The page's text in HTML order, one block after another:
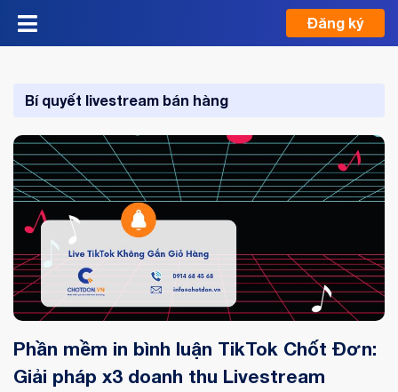
Đăng ký
Bí quyết livestream bán hàng
Phần mềm in bình luận TikTok Chốt Đơn:
Giải pháp x3 doanh thu Livestream